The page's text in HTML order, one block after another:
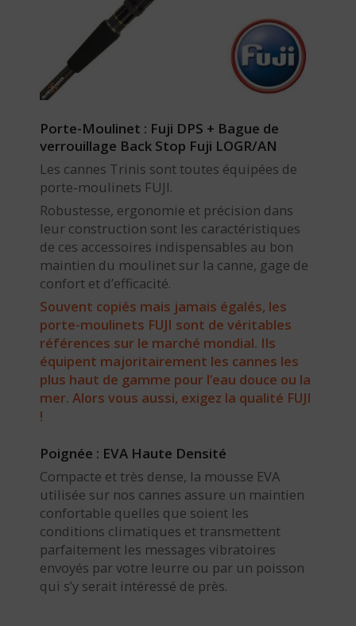
Porte-Moulinet : Fuji DPS + Bague de
verrouillage Back Stop Fuji LOGR/AN
Les cannes Trinis sont toutes équipées de
porte-moulinets FUJI.
Robustesse, ergonomie et précision dans
leur construction sont les caractéristiques
de ces accessoires indispensables au bon
maintien du moulinet sur la canne, gage de
confort et d’efficacité.
Souvent copiés mais jamais égalés, les
porte-moulinets FUJI sont de véritables
références sur le marché mondial. Ils
équipent majoritairement les cannes les
plus haut de gamme pour l’eau douce ou la
mer. Alors vous aussi, exigez la qualité FUJI
!
Poignée : EVA Haute Densité
Compacte et très dense, la mousse EVA
utilisée sur nos cannes assure un maintien
confortable quelles que soient les
conditions climatiques et transmettent
parfaitement les messages vibratoires
envoyés par votre leurre ou par un poisson
qui s’y serait intéressé de près.